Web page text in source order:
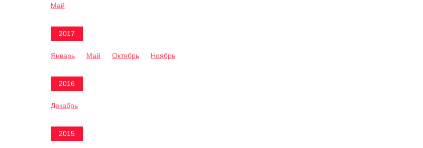
Май
2017
Январь Май Октябрь Ноябрь
2016
Декабрь
2015